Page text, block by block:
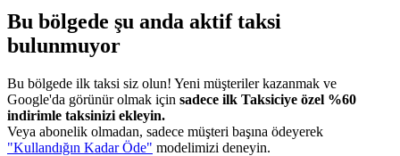
Bu bölgede şu anda aktif taksi
bulunmuyor
Bu bölgede ilk taksi siz olun! Yeni müşteriler kazanmak ve
Google'da görünür olmak için sadece ilk Taksiciye özel %60
indirimle taksinizi ekleyin.
Veya abonelik olmadan, sadece müşteri başına ödeyerek
"Kullandığın Kadar Öde" modelimizi deneyin.